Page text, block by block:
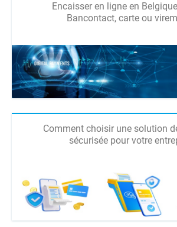
Encaisser en ligne en
Bancontact, carte ou
Comment choisir une solution
sécurisée pour votre